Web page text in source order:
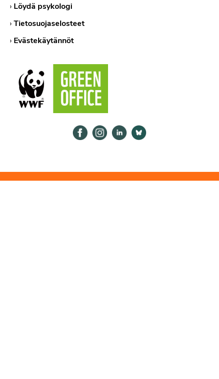
› Löydä psykologi
›Tietosuojaselosteet
› Evästekäytännöt